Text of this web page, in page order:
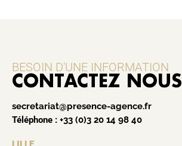
BESOIN D'UNE INFORMATION
CONTACTEZ NOUS
secretariat@presence-agence.fr
Téléphone : +33 (0)3 20 14 98 40